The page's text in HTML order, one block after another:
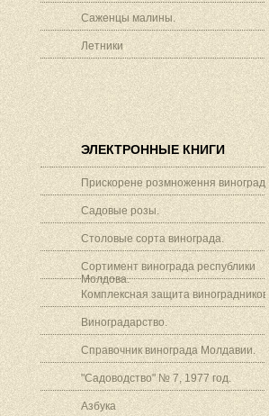
Саженцы малины.
Летники
ЭЛЕКТРОННЫЕ КНИГИ
Прискорене розмноження винограду.
Садовые розы.
Столовые сорта винограда.
Сортимент винограда республики
Молдова.
Комплексная защита виноградников.
Виноградарство.
Справочник винограда Молдавии.
"Садоводство" № 7, 1977 год.
Азбука